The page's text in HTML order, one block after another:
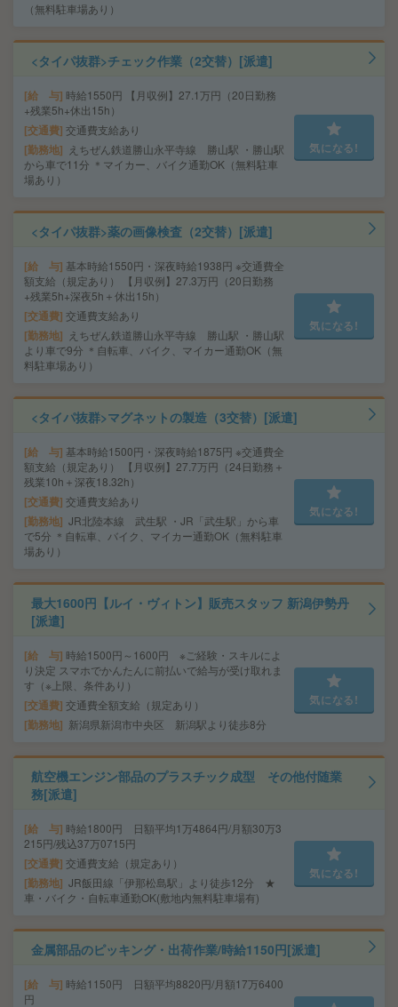
（無料駐車場あり）
<タイパ抜群>チェック作業（2交替）[派遣]
給 与 時給1550円 【月収例】27.1万円（20日勤務
+残業5h+休出15h）
交通費 交通費支給あり
勤務地
えちぜん鉄道勝山永平寺線 勝山駅 ・勝山駅
から車で11分 ＊マイカー、バイク通勤OK（無料駐車
場あり）
気になる!
<タイパ抜群>薬の画像検査（2交替）[派遣]
給 与 基本時給1550円・深夜時給1938円 ※交通費全
額支給（規定あり） 【月収例】27.3万円（20日勤務
+残業5h+深夜5h＋休出15h）
交通費 交通費支給あり
勤務地
えちぜん鉄道勝山永平寺線 勝山駅 ・勝山駅
より車で9分 ＊自転車、バイク、マイカー通勤OK（無
料駐車場あり）
気になる!
<タイパ抜群>マグネットの製造（3交替）[派遣]
給 与 基本時給1500円・深夜時給1875円 ※交通費全
額支給（規定あり） 【月収例】27.7万円（24日勤務＋
残業10h＋深夜18.32h）
交通費 交通費支給あり
勤務地 JR北陸本線 武生駅 ・JR「武生駅」から車
で5分 ＊自転車、バイク、マイカー通勤OK（無料駐車
場あり）
気になる!
最大1600円【ルイ・ヴィトン】販売スタッフ 新潟伊勢丹
[派遣]
給 与 時給1500円～1600円 ※ご経験・スキルによ
り決定 スマホでかんたんに前払いで給与が受け取れま
す（※上限、条件あり）
交通費 交通費全額支給（規定あり）
勤務地 新潟県新潟市中央区 新潟駅より徒歩8分
気になる!
航空機エンジン部品のプラスチック成型 その他付随業
務[派遣]
給 与 時給1800円 日額平均1万4864円/月額30万3
215円/残込37万0715円
交通費 交通費支給（規定あり）
勤務地 JR飯田線「伊那松島駅」より徒歩12分 ★
車・バイク・自転車通勤OK(敷地内無料駐車場有)
気になる!
金属部品のピッキング・出荷作業/時給1150円[派遣]
給 与 時給1150円 日額平均8820円/月額17万6400
円